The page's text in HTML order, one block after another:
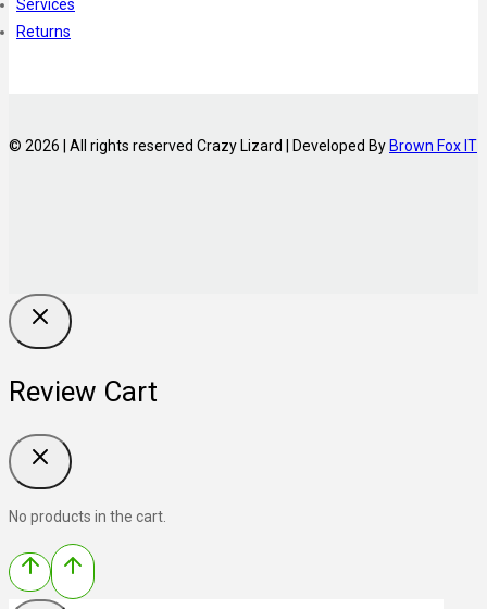
Services
Returns
© 2026 | All rights reserved Crazy Lizard | Developed By Brown Fox IT
Review Cart
No products in the cart.